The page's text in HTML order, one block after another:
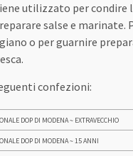
utilizzato per condire
salse e marinate.
o per guarnire
confezioni:
DOP DI MODENA ~ EXTRAVECCHIO
DOP DI MODENA ~ 15 ANNI